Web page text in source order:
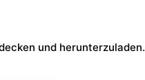
und herunterzuladen.